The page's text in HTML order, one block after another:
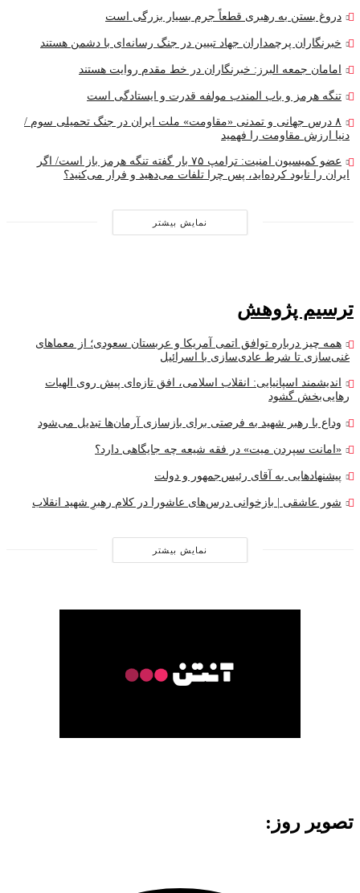
دروغ بستن به رهبری قطعاً جرم بسیار بزرگی است
خبرنگاران پرچمداران جهاد تبیین در جنگ رسانه‌ای با دشمن هستند
امامان جمعه البرز: خبرنگاران در خط مقدم روایت هستند
تنگه‌ هرمز و باب المندب مولفه قدرت و ایستادگی است
۸ درس جهانی و تمدنی «مقاومت» ملت ایران در جنگ تحمیلی سوم /
دنیا ارزش مقاومت را فهمید
عضو کمیسیون امنیت: ترامپ ۷۵ بار گفته تنگه هرمز باز است/ اگر
ایران را نابود کرده‌اید، پس چرا تلفات می‌دهید و فرار می‌کنید؟
نمایش بیشتر
ترسیم پژوهش
همه چیز درباره توافق اتمی آمریکا و عربستان سعودی؛ از معماهای
غنی‌سازی تا شرط عادی‌سازی با اسرائیل
اندیشمند اسپانیایی: انقلاب اسلامی، افق تازه‌ای پیش روی الهیات
رهایی‌بخش گشود
وداع با رهبر شهید به فرصتی برای بازسازی آرمان‌ها تبدیل می‌شود
«امانت سپردن میت» در فقه شیعه چه جایگاهی دارد؟
پیشنهادهایی به آقای رئیس‌جمهور و دولت
شور عاشقی | بازخوانی درس‌های عاشورا در کلام رهبرِ شهید انقلاب
نمایش بیشتر
تصویر روز: